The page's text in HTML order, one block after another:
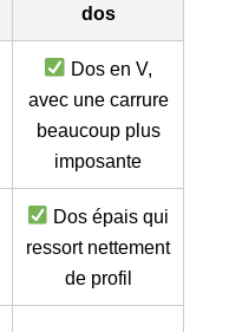
dos
Dos en V,
avec une carrure
beaucoup plus
imposante
Dos épais qui
ressort nettement
de profil